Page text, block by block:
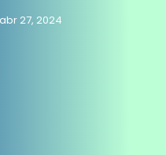
27, 2024